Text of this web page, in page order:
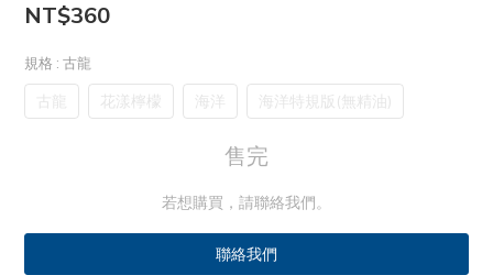
NT$360
規格 : 古龍
古龍 花漾檸檬 海洋 海洋特規版(無精油)
售完
若想購買，請聯絡我們。
聯絡我們